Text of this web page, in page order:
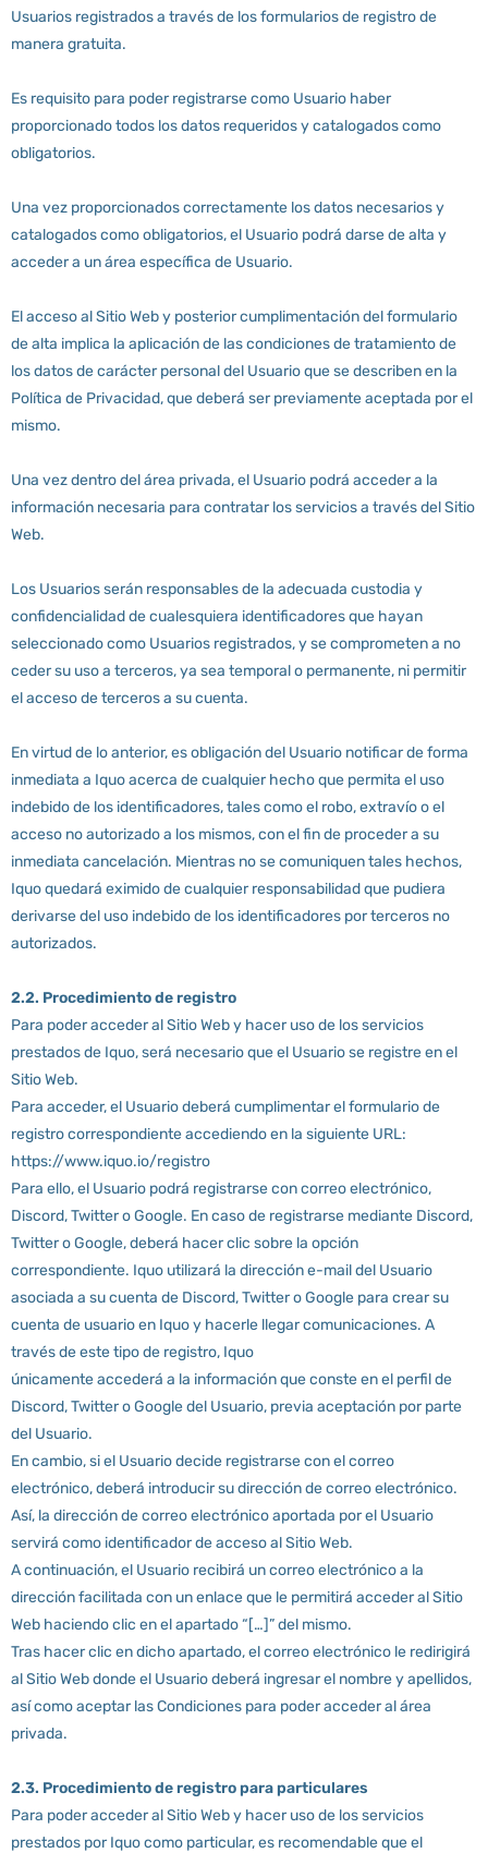
Usuarios registrados a través de los formularios de registro de
manera gratuita.
Es requisito para poder registrarse como Usuario haber
proporcionado todos los datos requeridos y catalogados como
obligatorios.
Una vez proporcionados correctamente los datos necesarios y
catalogados como obligatorios, el Usuario podrá darse de alta y
acceder a un área específica de Usuario.
El acceso al Sitio Web y posterior cumplimentación del formulario
de alta implica la aplicación de las condiciones de tratamiento de
los datos de carácter personal del Usuario que se describen en la
Política de Privacidad, que deberá ser previamente aceptada por el
mismo.
Una vez dentro del área privada, el Usuario podrá acceder a la
información necesaria para contratar los servicios a través del Sitio
Web.
Los Usuarios serán responsables de la adecuada custodia y
confidencialidad de cualesquiera identificadores que hayan
seleccionado como Usuarios registrados, y se comprometen a no
ceder su uso a terceros, ya sea temporal o permanente, ni permitir
el acceso de terceros a su cuenta.
En virtud de lo anterior, es obligación del Usuario notificar de forma
inmediata a Iquo acerca de cualquier hecho que permita el uso
indebido de los identificadores, tales como el robo, extravío o el
acceso no autorizado a los mismos, con el fin de proceder a su
inmediata cancelación. Mientras no se comuniquen tales hechos,
Iquo quedará eximido de cualquier responsabilidad que pudiera
derivarse del uso indebido de los identificadores por terceros no
autorizados.
2.2. Procedimiento de registro
Para poder acceder al Sitio Web y hacer uso de los servicios
prestados de Iquo, será necesario que el Usuario se registre en el
Sitio Web.
Para acceder, el Usuario deberá cumplimentar el formulario de
registro correspondiente accediendo en la siguiente URL:
https://www.iquo.io/registro
Para ello, el Usuario podrá registrarse con correo electrónico,
Discord, Twitter o Google. En caso de registrarse mediante Discord,
Twitter o Google, deberá hacer clic sobre la opción
correspondiente. Iquo utilizará la dirección e-mail del Usuario
asociada a su cuenta de Discord, Twitter o Google para crear su
cuenta de usuario en Iquo y hacerle llegar comunicaciones. A
través de este tipo de registro, Iquo
únicamente accederá a la información que conste en el perfil de
Discord, Twitter o Google del Usuario, previa aceptación por parte
del Usuario.
En cambio, si el Usuario decide registrarse con el correo
electrónico, deberá introducir su dirección de correo electrónico.
Así, la dirección de correo electrónico aportada por el Usuario
servirá como identificador de acceso al Sitio Web.
A continuación, el Usuario recibirá un correo electrónico a la
dirección facilitada con un enlace que le permitirá acceder al Sitio
Web haciendo clic en el apartado “[…]” del mismo.
Tras hacer clic en dicho apartado, el correo electrónico le redirigirá
al Sitio Web donde el Usuario deberá ingresar el nombre y apellidos,
así como aceptar las Condiciones para poder acceder al área
privada.
2.3. Procedimiento de registro para particulares
Para poder acceder al Sitio Web y hacer uso de los servicios
prestados por Iquo como particular, es recomendable que el